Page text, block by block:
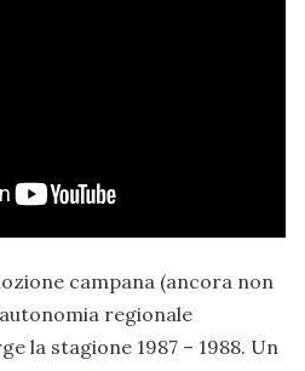
campana (ancora non
regionale
la stagione 1987 – 1988. Un